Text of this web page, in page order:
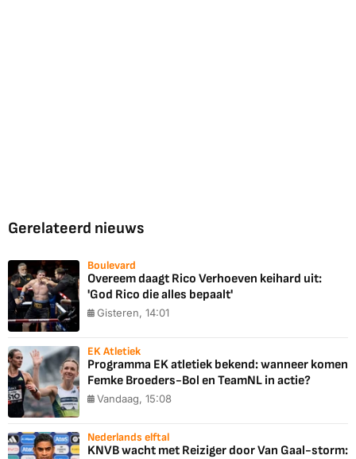
Gerelateerd nieuws
Boulevard
Overeem daagt Rico Verhoeven keihard uit:
'God Rico die alles bepaalt'
Gisteren, 14:01
EK Atletiek
Programma EK atletiek bekend: wanneer komen
Femke Broeders-Bol en TeamNL in actie?
Vandaag, 15:08
Nederlands elftal
KNVB wacht met Reiziger door Van Gaal-storm: